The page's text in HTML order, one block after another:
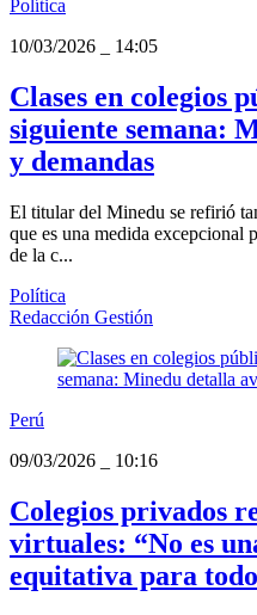
Política
10/03/2026
14:05
Clases en colegios
siguiente semana:
y demandas
El titular del Minedu se refirió
que es una medida excepcional
de la c...
Política
Redacción Gestión
Perú
09/03/2026
10:16
Colegios privados
virtuales: “No es
equitativa para